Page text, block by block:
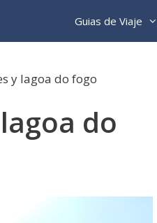
Guias de Viaje
y lagoa do fogo
do